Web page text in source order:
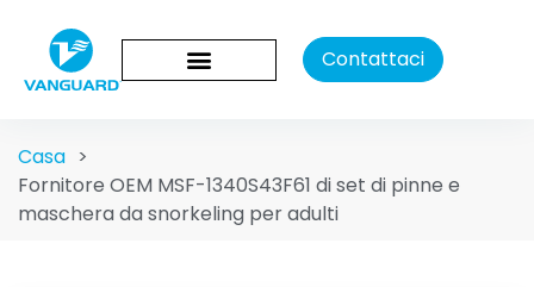
Contattaci
Casa >
Fornitore OEM MSF-1340S43F61 di set di pinne e
maschera da snorkeling per adulti